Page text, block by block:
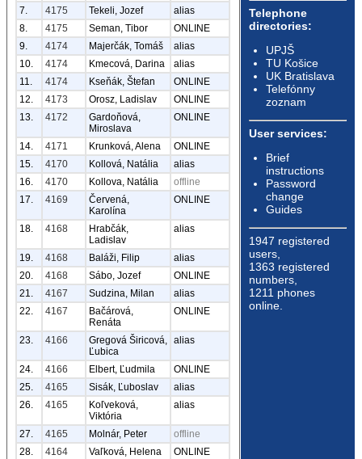
7. 4175 Tekeli, Jozef
alias
8.
4175 Seman, Tibor
ONLINE
9.
4174 Majerčák, Tomáš
alias
10.
4174 Kmecová, Darina
alias
11.
4174 Kseňák, Štefan
ONLINE
12.
4173 Orosz, Ladislav
ONLINE
13.
4172
Gardoňová,
Miroslava
ONLINE
14. 4171 Krunková, Alena
ONLINE
15.
4170 Kollová, Natália
alias
16.
4170 Kollova, Natália
offline
17.
4169
Červená,
Karolína
ONLINE
18. 4168
Hrabčák,
Ladislav
alias
19. 4168 Baláži, Filip
alias
20.
4168 Sábo, Jozef
ONLINE
21.
4167 Sudzina, Milan
alias
22.
4167
Bačárová,
Renáta
ONLINE
23. 4166
Gregová Širicová,
Ľubica
alias
24. 4166 Elbert, Ľudmila
ONLINE
25.
4165 Sisák, Ľuboslav
alias
26.
4165
Koľveková,
Viktória
alias
27. 4165 Molnár, Peter
offline
28.
4164 Vaľková, Helena
ONLINE
Telephone
directories:
UPJŠ
TU Košice
UK Bratislava
Telefónny
zoznam
User services:
Brief
instructions
Password
change
Guides
1947 registered
users,
1363 registered
numbers,
1211 phones
online.